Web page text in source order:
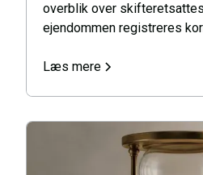
overblik over
ejendommen registreres
Læs mere